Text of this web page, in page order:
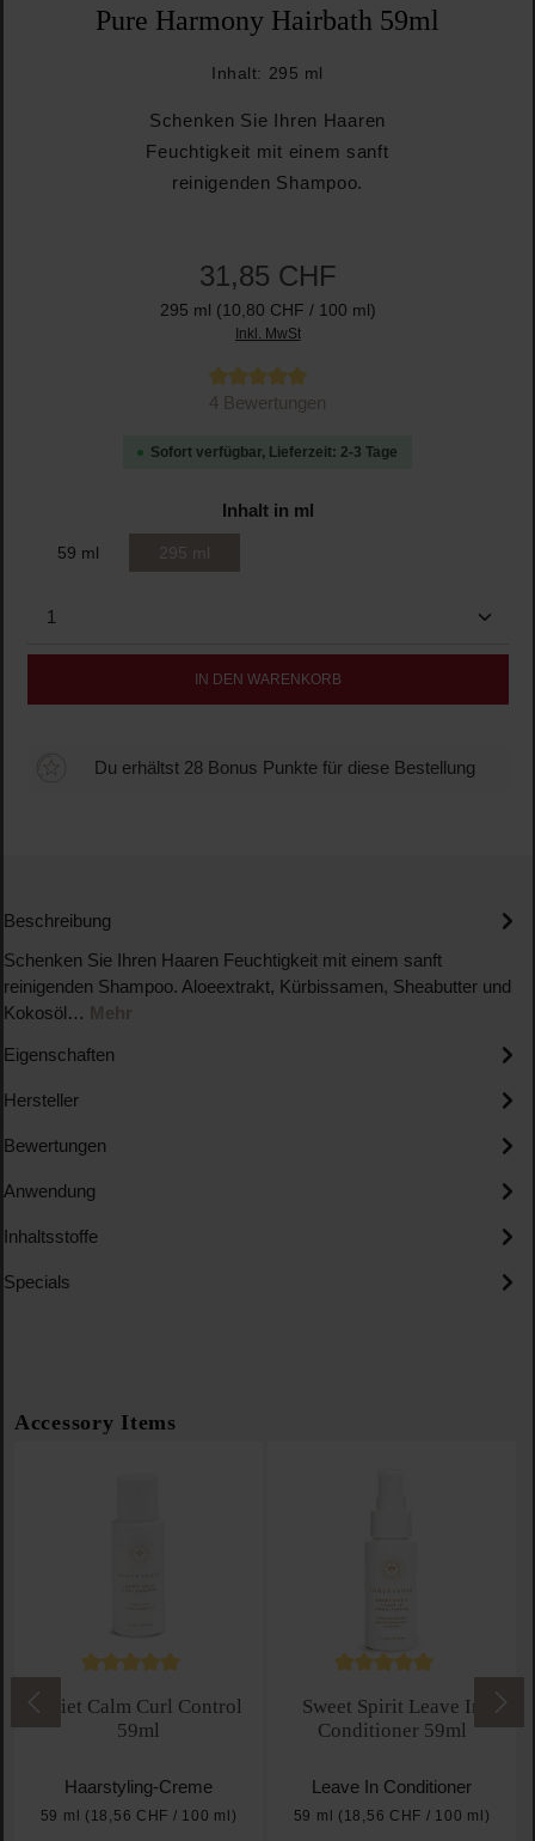
Pure Harmony Hairbath 59ml
Inhalt: 295 ml
Schenken Sie Ihren Haaren
Feuchtigkeit mit einem sanft
reinigenden Shampoo.
31,85 CHF
295 ml (10,80 CHF / 100 ml)
Inkl. MwSt
Durchschnittliche Bewertung von 5 von 5 Sternen
4 Bewertungen
Sofort verfügbar, Lieferzeit: 2-3 Tage
Inhalt in ml auswählen
59 ml 295 ml
Produkt Anzahl: Gib den gewünschten Wert ein
IN DEN WARENKORB
Du erhältst 28 Bonus Punkte für diese Bestellung
Beschreibung
Schenken Sie Ihren Haaren Feuchtigkeit mit einem sanft
reinigenden Shampoo. Aloeextrakt, Kürbissamen, Sheabutter und
Kokosöl… Mehr
Eigenschaften
Hersteller
Bewertungen
Anwendung
Inhaltsstoffe
Specials
Produktgalerie überspringen
Accessory Items
Durchschnittliche Bewertung von 5 von 5 Sternen
Quiet Calm Curl Control
59ml
Haarstyling-Creme
59 ml (18,56 CHF / 100 ml)
Durchschnittliche
Sweet Spirit Leave In
Conditioner 59ml
Leave In Conditioner
59 ml (18,56 CHF / 100 ml)